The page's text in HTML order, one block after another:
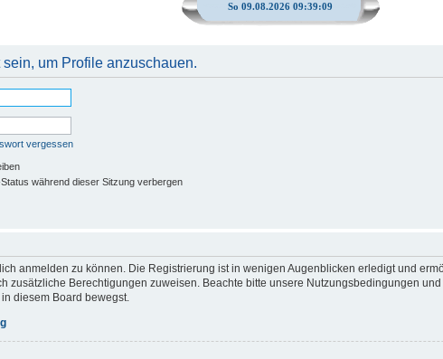
So 09.08.2026 09:39:09
um Profile anzuschauen.
vergessen
während dieser Sitzung verbergen
anmelden zu können. Die Registrierung ist in wenigen Augenblicken erledigt und
zusätzliche Berechtigungen zuweisen. Beachte bitte unsere Nutzungsbedingungen
diesem Board bewegst.